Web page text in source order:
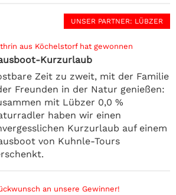
UNSER PARTNER: LÜBZER
aus Köchelstorf hat gewonnen
Kurzurlaub
Zeit zu zweit, mit der Familie
Freunden in der Natur genießen:
mit Lübzer 0,0 %
haben wir einen
Kurzurlaub auf einem
von Kuhnle-Tours
an unsere Gewinner!